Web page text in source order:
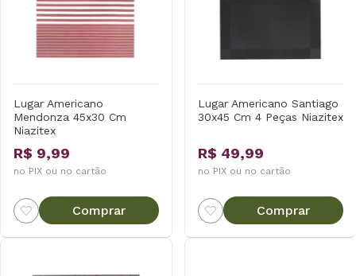
Lugar Americano
Mendonza 45x30 Cm
Niazitex
R$ 9,99
no PIX ou no cartão
Comprar
Lugar Americano Santiago
30x45 Cm 4 Peças Niazitex
R$ 49,99
no PIX ou no cartão
Comprar